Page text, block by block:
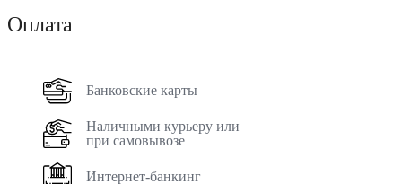
Оплата
Банковские карты
Наличными курьеру или
при самовывозе
Интернет-банкинг